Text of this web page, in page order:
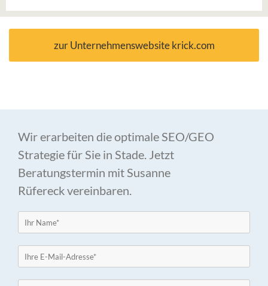
zur Unternehmenswebsite krick.com
Wir erarbeiten die optimale SEO/GEO
Strategie für Sie in Stade. Jetzt
Beratungstermin mit Susanne
Rüfereck vereinbaren.